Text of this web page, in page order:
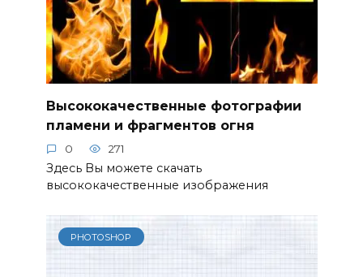
Высококачественные фотографии
пламени и фрагментов огня
0 271
Здесь Вы можете скачать
высококачественные изображения
PHOTOSHOP